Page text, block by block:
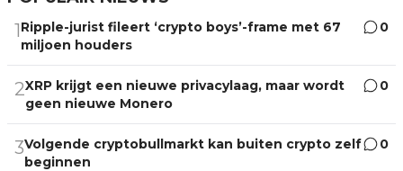
1Ripple-jurist fileert ‘crypto boys’-frame met 67
miljoen houders
0
2XRP krijgt een nieuwe privacylaag, maar wordt
geen nieuwe Monero
0
3Volgende cryptobullmarkt kan buiten crypto zelf
beginnen
0